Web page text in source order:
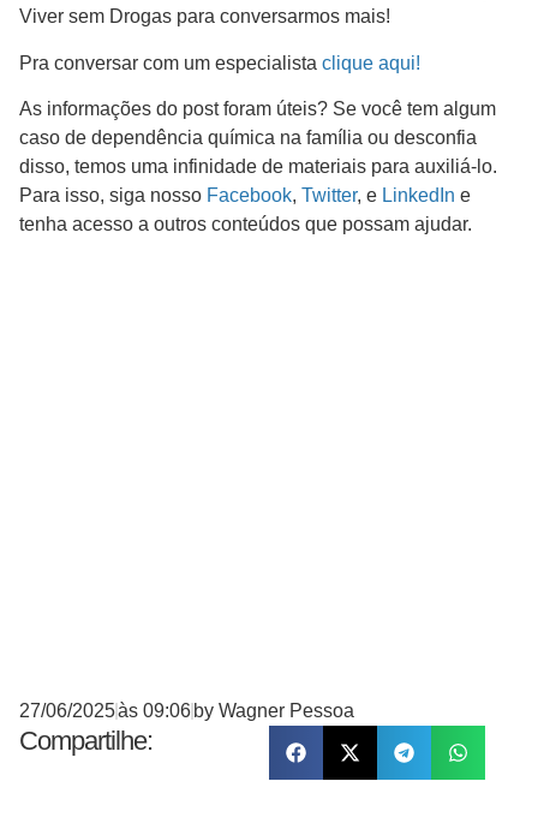
Viver sem Drogas para conversarmos mais!
Pra conversar com um especialista clique aqui!
As informações do post foram úteis? Se você tem algum
caso de dependência química na família ou desconfia
disso, temos uma infinidade de materiais para auxiliá-lo.
Para isso, siga nosso Facebook, Twitter, e LinkedIn e
tenha acesso a outros conteúdos que possam ajudar.
27/06/2025às 09:06 by Wagner Pessoa
Compartilhe: